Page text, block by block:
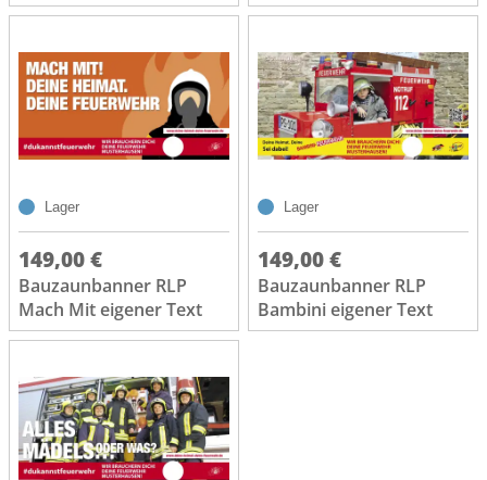
Lager
149,00 €
Bauzaunbanner RLP
Mach Mit eigener Text
Lager
149,00 €
Bauzaunbanner RLP
Bambini eigener Text